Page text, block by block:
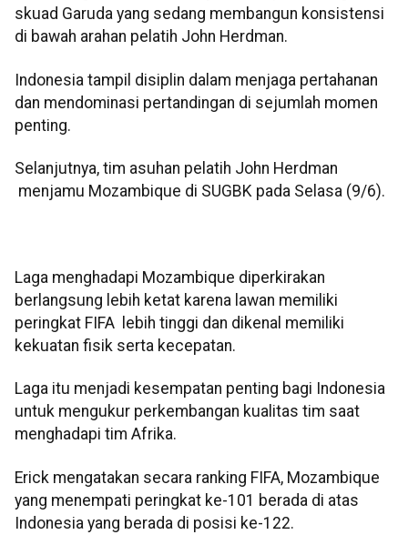
skuad Garuda yang sedang membangun konsistensi
di bawah arahan pelatih John Herdman.
Indonesia tampil disiplin dalam menjaga pertahanan
dan mendominasi pertandingan di sejumlah momen
penting.
Selanjutnya, tim asuhan pelatih John Herdman
menjamu Mozambique di SUGBK pada Selasa (9/6).
Laga menghadapi Mozambique diperkirakan
berlangsung lebih ketat karena lawan memiliki
peringkat FIFA lebih tinggi dan dikenal memiliki
kekuatan fisik serta kecepatan.
Laga itu menjadi kesempatan penting bagi Indonesia
untuk mengukur perkembangan kualitas tim saat
menghadapi tim Afrika.
Erick mengatakan secara ranking FIFA, Mozambique
yang menempati peringkat ke-101 berada di atas
Indonesia yang berada di posisi ke-122.